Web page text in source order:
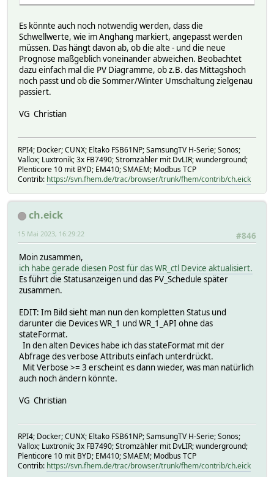
\
fhem("setreading WR_1_API
fhem("setreading WR_1_API SW_Meter_init_Grid_Month
\
if ($yday eq 0) {\
fhem("setreading WR_1_API
fhem("setreading WR_1_API SW_Meter_init_Grid_Year
}\
\
Log 3, "$SELF 4_WR_1_API_init_Werte : init Werte
}\
\
set_Reading("ui_command_2","---");; ##
## kann das Kommando
}\
attr WR_ctl DbLogInclude Yield_fc0_day
\
Die readings Yield_fc* werden direkt vom KI Prognose
attr WR_ctl disable 0
attr WR_ctl group PV Eigenverbrauch
attr WR_ctl room Strom->Photovoltaik
attr WR_ctl sortby 11
attr WR_ctl uiTable {\
package ui_Table;;\
$TABLE = "style='width:100%;;'";;\
\
$TD{0..18}{0} = "align='center' style='font-
$TD{0..18}{1} = "style='border-top-style:solid;;border-
$TD{0..18}{5} = "style='border-top-style:solid;;border-
\
sub FUNC_Status {\
my($value, $min, $colorMin, $statusMin, $colorMiddel,
my $ret = ($value < $min)? '<span
Es könnte auch noch notwendig werden, dass die
Schwellwerte, wie im Anghang markiert, angepasst werden
müssen. Das hängt davon ab, ob die alte - und die neue
Prognose maßgeblich voneinander abweichen. Beobachtet
dazu einfach mal die PV Diagramme, ob z.B. das Mittagshoch
noch passt und ob die Sommer/Winter Umschaltung zielgenau
passiert.
VG Christian
RPI4; Docker; CUNX; Eltako FSB61NP; SamsungTV H-Serie; Sonos;
Vallox; Luxtronik; 3x FB7490; Stromzähler mit DvLIR; wunderground;
Plenticore 10 mit BYD; EM410; SMAEM; Modbus TCP
Contrib: https://svn.fhem.de/trac/browser/trunk/fhem/contrib/ch.eick
ch.eick
#846
15 Mai 2023, 16:29:22
Moin zusammen,
ich habe gerade diesen Post für das WR_ctl Device aktualisiert.
Es führt die Statusanzeigen und das PV_Schedule später
zusammen.
EDIT: Im Bild sieht man nun den kompletten Status und
darunter die Devices WR_1 und WR_1_API ohne das
stateFormat.
In den alten Devices habe ich das stateFormat mit der
Abfrage des verbose Attributs einfach unterdrückt.
Mit Verbose >= 3 erscheint es dann wieder, was man natürlich
auch noch ändern könnte.
VG Christian
RPI4; Docker; CUNX; Eltako FSB61NP; SamsungTV H-Serie; Sonos;
Vallox; Luxtronik; 3x FB7490; Stromzähler mit DvLIR; wunderground;
Plenticore 10 mit BYD; EM410; SMAEM; Modbus TCP
Contrib: https://svn.fhem.de/trac/browser/trunk/fhem/contrib/ch.eick